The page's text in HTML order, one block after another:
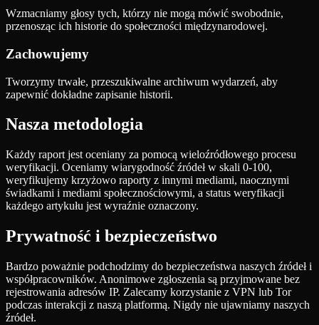
Wzmacniamy głosy tych, którzy nie mogą mówić swobodnie,
przenosząc ich historie do społeczności międzynarodowej.
Zachowujemy
Tworzymy trwałe, przeszukiwalne archiwum wydarzeń, aby
zapewnić dokładne zapisanie historii.
Nasza metodologia
Każdy raport jest oceniany za pomocą wieloźródłowego procesu
weryfikacji. Oceniamy wiarygodność źródeł w skali 0-100,
weryfikujemy krzyżowo raporty z innymi mediami, naocznymi
świadkami i mediami społecznościowymi, a status weryfikacji
każdego artykułu jest wyraźnie oznaczony.
Prywatność i bezpieczeństwo
Bardzo poważnie podchodzimy do bezpieczeństwa naszych źródeł i
współpracowników. Anonimowe zgłoszenia są przyjmowane bez
rejestrowania adresów IP. Zalecamy korzystanie z VPN lub Tor
podczas interakcji z naszą platformą. Nigdy nie ujawniamy naszych
źródeł.